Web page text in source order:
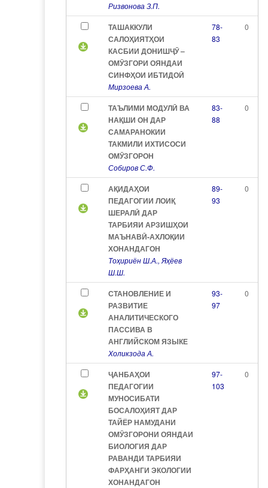
Ризвонова З.П.
ТАШАККУЛИ
САЛОҲИЯТҲОИ
КАСБИИ ДОНИШҶӮ –
ОМӮЗГОРИ ОЯНДАИ
СИНФҲОИ ИБТИДОӢ
Мирзоева А.
78-
83
0
ТАЪЛИМИ МОДУЛӢ ВА
НАҚШИ ОН ДАР
САМАРАНОКИИ
ТАКМИЛИ ИХТИСОСИ
ОМӮЗГОРОН
Собиров С.Ф.
83-
88
0
АҚИДАҲОИ
ПЕДАГОГИИ ЛОИҚ
ШЕРАЛӢ ДАР
ТАРБИЯИ АРЗИШҲОИ
МАЪНАВӢ-АХЛОҚИИ
ХОНАНДАГОН
Тоҳириён Ш.А., Яҳёев
Ш.Ш.
89-
93
0
СТАНОВЛЕНИЕ И
РАЗВИТИЕ
АНАЛИТИЧЕСКОГО
ПАССИВА В
АНГЛИЙСКОМ ЯЗЫКЕ
Холикзода А.
93-
97
0
ҶАНБАҲОИ
ПЕДАГОГИИ
МУНОСИБАТИ
БОСАЛОҲИЯТ ДАР
ТАЙЁР НАМУДАНИ
ОМӮЗГОРОНИ ОЯНДАИ
БИОЛОГИЯ ДАР
РАВАНДИ ТАРБИЯИ
ФАРҲАНГИ ЭКОЛОГИИ
ХОНАНДАГОН
97-
103
0